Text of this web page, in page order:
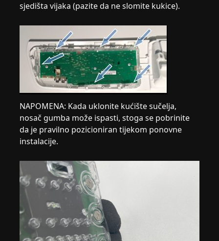
sjedišta vijaka (pazite da ne slomite kukice).
NAPOMENA: Kada uklonite kućište sučelja,
nosač gumba može ispasti, stoga se pobrinite
da je pravilno pozicioniran tijekom ponovne
instalacije.